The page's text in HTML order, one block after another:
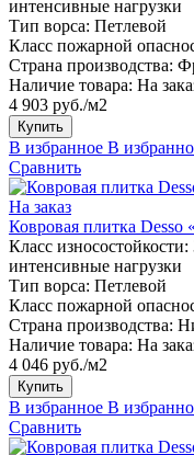
интенсивные нагрузки
Тип ворса: Петлевой
Класс пожарной
Страна производства:
Наличие товара: На
4 903 руб./м2
Купить
В избранное В
Сравнить
На заказ
Ковровая плитка Desso
Класс износостойкости:
интенсивные нагрузки
Тип ворса: Петлевой
Класс пожарной
Страна производства:
Наличие товара: На
4 046 руб./м2
Купить
В избранное В
Сравнить